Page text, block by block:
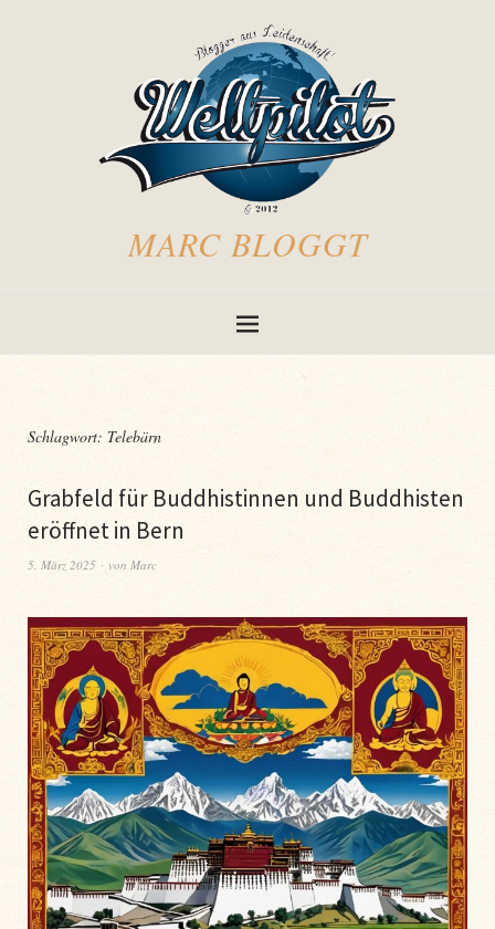
MARC BLOGGT
Schlagwort: Telebärn
Grabfeld für Buddhistinnen und Buddhisten
eröffnet in Bern
5. März 2025 von Marc